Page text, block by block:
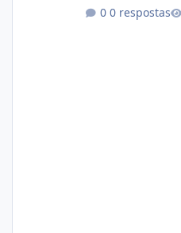
Não sei como ta
0 respostas